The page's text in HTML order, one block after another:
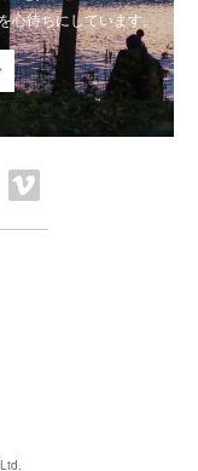
心待ちにしています。